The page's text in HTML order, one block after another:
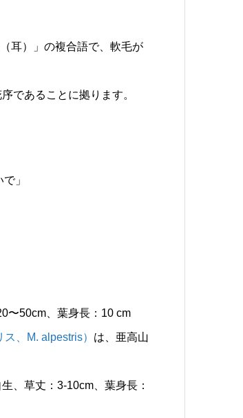
耳）」の複合語で、軟毛が
であることに拠ります。
」
〜50cm、葉身長：10 cm
、M. alpestris） は、亜高山
、草丈：3-10cm、葉身長：